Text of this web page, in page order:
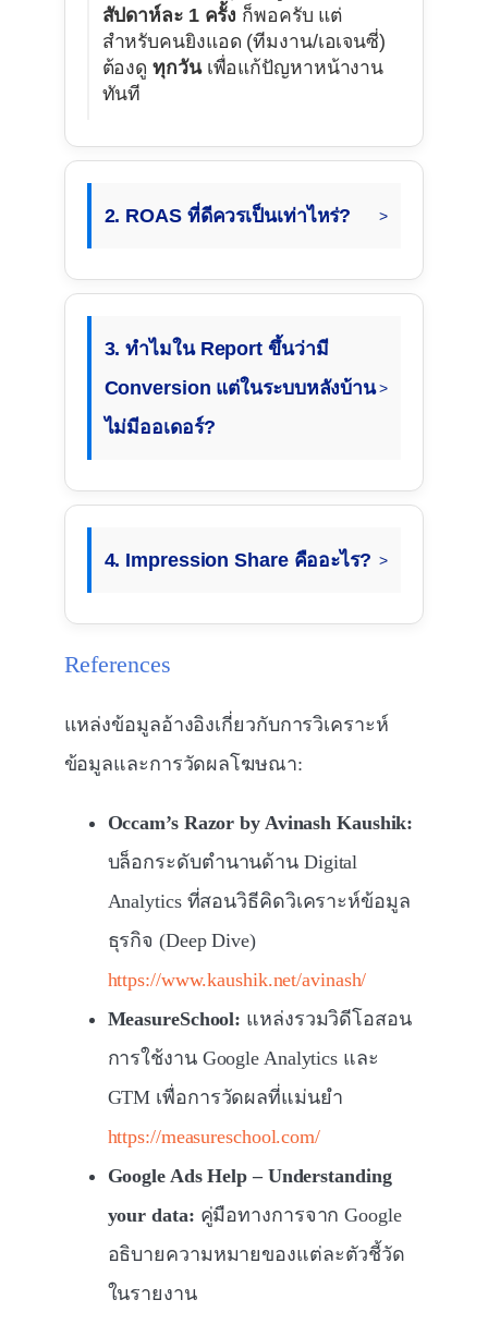
สัปดาห์ละ 1 ครั้ง ก็พอครับ แต่
สำหรับคนยิงแอด (ทีมงาน/เอเจนซี่)
ต้องดูทุกวันเพื่อแก้ปัญหาหน้างาน
ทันที
2. ROAS ที่ดีควรเป็นเท่าไหร่?
3. ทำไมใน Report ขึ้นว่ามี
Conversion แต่ในระบบหลังบ้าน
ไม่มีออเดอร์?
4. Impression Share คืออะไร?
References
แหล่งข้อมูลอ้างอิงเกี่ยวกับการวิเคราะห์
ข้อมูลและการวัดผลโฆษณา:
Occam’s Razor by Avinash Kaushik:
บล็อกระดับตำนานด้าน Digital
Analytics ที่สอนวิธีคิดวิเคราะห์ข้อมูล
ธุรกิจ (Deep Dive)
https://www.kaushik.net/avinash/
MeasureSchool: แหล่งรวมวิดีโอสอน
การใช้งาน Google Analytics และ
GTM เพื่อการวัดผลที่แม่นยำ
https://measureschool.com/
Google Ads Help – Understanding
your data: คู่มือทางการจาก Google
อธิบายความหมายของแต่ละตัวชี้วัด
ในรายงาน